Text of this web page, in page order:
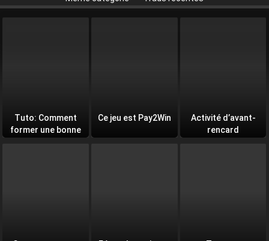
Tuto: Comment
former une bonne
Ce jeu est Pay2Win
Activité d’avant-
rencard